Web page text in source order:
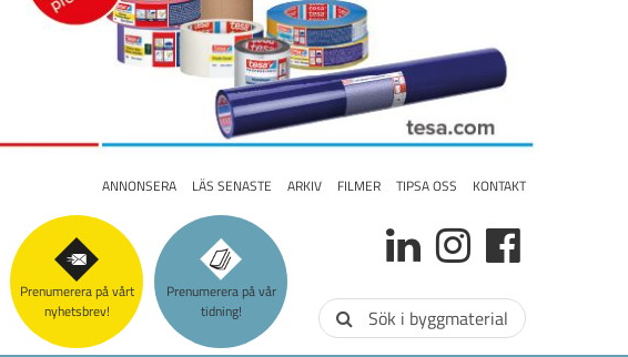
ANNONSERA LÄS SENASTE ARKIV FILMER TIPSA OSS KONTAKT
Prenumerera på vårt
nyhetsbrev!
Prenumerera på vår
tidning!
Sök i byggmaterial